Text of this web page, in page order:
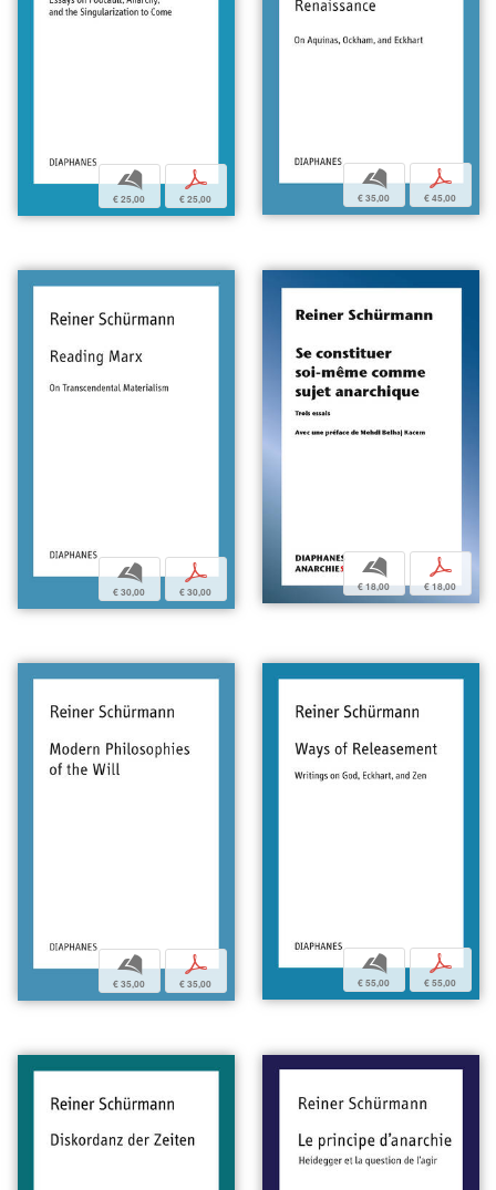
b
€ 25,00
p
€ 25,00
b
€ 35,00
p
€ 45,00
b
€ 30,00
p
€ 30,00
b
€ 18,00
p
€ 18,00
b
€ 35,00
p
€ 35,00
b
€ 55,00
p
€ 55,00